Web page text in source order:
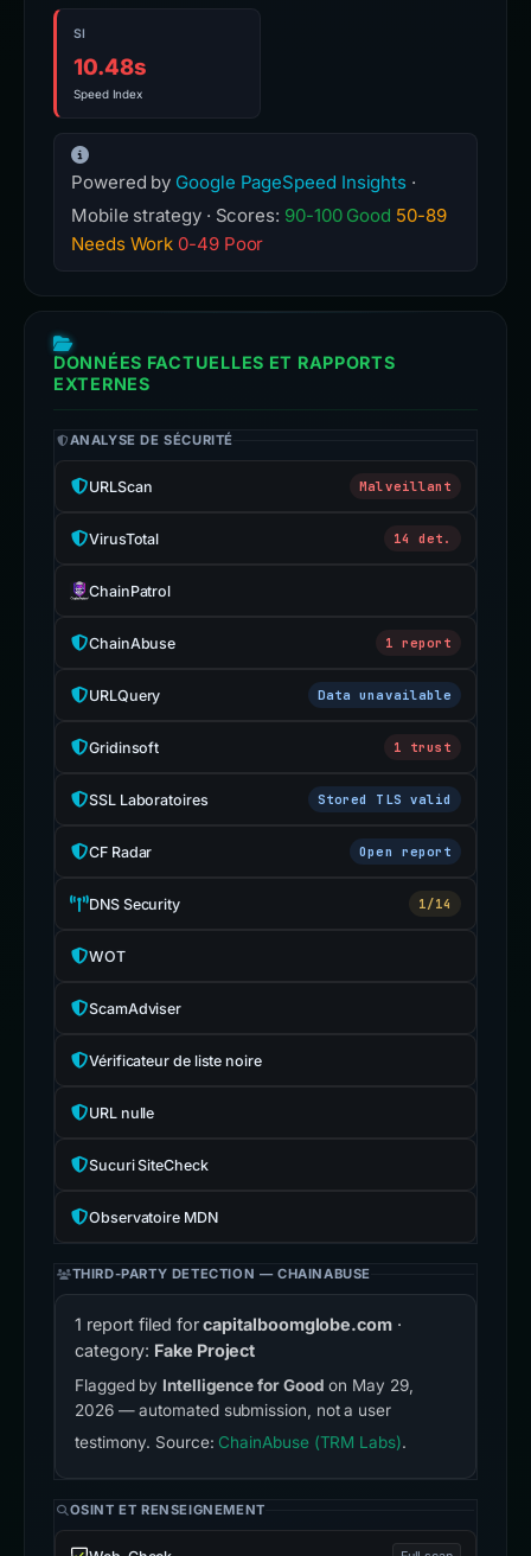
SI
10.48s
Speed Index
Powered by Google PageSpeed Insights ·
Mobile strategy · Scores: 90-100 Good 50-89
Needs Work 0-49 Poor
DONNÉES FACTUELLES ET RAPPORTS
EXTERNES
ANALYSE DE SÉCURITÉ
URLScan Malveillant
VirusTotal 14 det.
ChainPatrol
ChainAbuse 1 report
URLQuery Data unavailable
Gridinsoft 1 trust
SSL Laboratoires Stored TLS valid
CF Radar Open report
DNS Security 1/14
WOT
ScamAdviser
Vérificateur de liste noire
URL nulle
Sucuri SiteCheck
Observatoire MDN
THIRD-PARTY DETECTION — CHAINABUSE
1 report filed forcapitalboomglobe.com·
category: Fake Project
Flagged by Intelligence for Good on May 29,
2026 — automated submission, not a user
testimony. Source: ChainAbuse (TRM Labs).
OSINT ET RENSEIGNEMENT